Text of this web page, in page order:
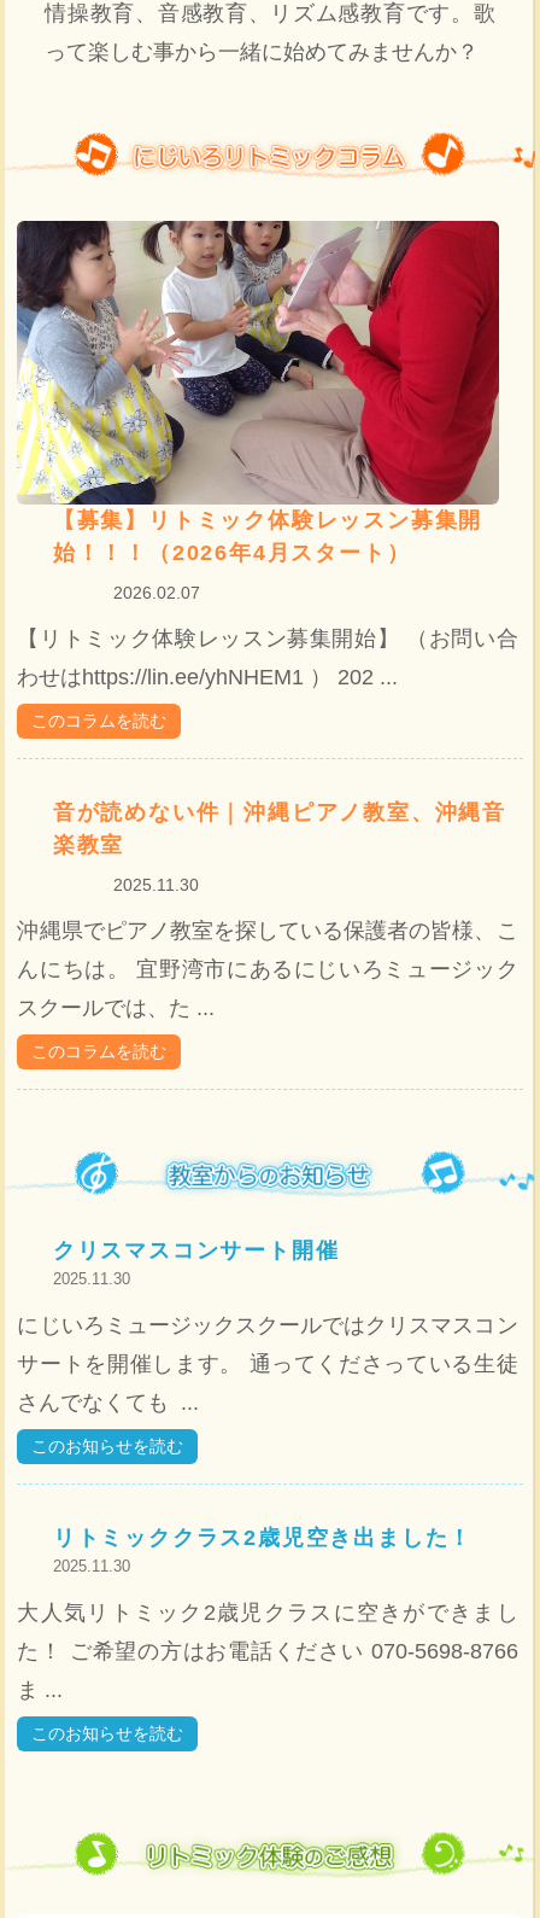
情操教育、音感教育、リズム感教育です。歌
って楽しむ事から一緒に始めてみませんか？
【募集】リトミック体験レッスン募集開
始！！！（2026年4月スタート）
2026.02.07
【リトミック体験レッスン募集開始】 （お問い合
わせはhttps://lin.ee/yhNHEM1 ） 202 ...
このコラムを読む
音が読めない件｜沖縄ピアノ教室、沖縄音
楽教室
2025.11.30
沖縄県でピアノ教室を探している保護者の皆様、こ
んにちは。 宜野湾市にあるにじいろミュージック
スクールでは、た ...
このコラムを読む
クリスマスコンサート開催
2025.11.30
にじいろミュージックスクールではクリスマスコン
サートを開催します。 通ってくださっている生徒
さんでなくても ...
このお知らせを読む
リトミッククラス2歳児空き出ました！
2025.11.30
大人気リトミック2歳児クラスに空きができまし
た！ ご希望の方はお電話ください 070-5698-8766
ま ...
このお知らせを読む